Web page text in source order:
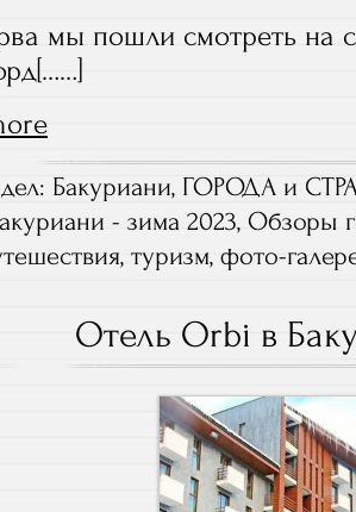
мы пошли смотреть на
Бакуриани, ГОРОДА и
- зима 2023,Обзоры
,туризм,фото-
Отель Orbi в